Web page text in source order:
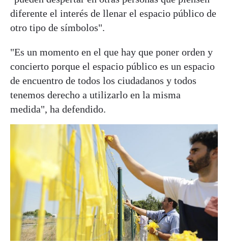
diferente el interés de llenar el espacio público de
otro tipo de símbolos".
"Es un momento en el que hay que poner orden y
concierto porque el espacio público es un espacio
de encuentro de todos los ciudadanos y todos
tenemos derecho a utilizarlo en la misma
medida", ha defendido.